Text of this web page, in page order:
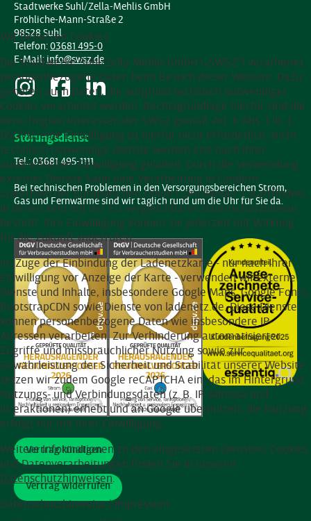
Stadtwerke Suhl/Zella-Mehlis GmbH
Fröhliche-Mann-Straße 2
98528 Suhl
Telefon:03681 495-0
E-Mail:info@swsz.de
Störungsdienst
Tel.: 03681 495-1111
Bei technischen Problemen in den Versorgungsbereichen Strom,
Gas und Fernwärme sind wir täglich rund um die Uhr für Sie da.
Vertrag kündigen
Vertrag widerrufen
Wir benutzen Cookies
Die Stadtwerke Suhl/Zella-Mehlis GmbH („SWSZ“) verarbeitet
personenbezogene Daten beim Besuch dieser Website. Dazu
gehören auch Daten, die aufgrund technisch notwendiger
Cookies verarbeitet werden. Rechtsgrundlage hierfür sind die
berechtigten Interessen der SWSZ gemäß Art. 6 Abs. 1 lit. f
DSGVO; eine Einwilligung ist hierfür nicht erforderlich. Nicht
technisch notwendige Dienste werden erst nach Ihrer
ausdrücklichen Einwilligung geladen. Durch die Verwendung
externer Dienste kann eine Verarbeitung in Ländern
außerhalb der Europäischen Union („Drittländer“) stattfinden,
in denen kein mit der EU vergleichbares Datenschutzniveau
besteht. Ihre Einwilligung können Sie jederzeit mit Wirkung
für die Zukunft widerrufen.
Im Zuge der Einbindung der Ladenetzkarte - nur nach Ihrer
Einwilligung vor Anzeige der Karte - verwenden wir externe
Dienste und Inhalte, insbesondere Google Maps, Google Fonts,
BootstrapCDN sowie Dienste von ladenetz.de. Diese Dienste
können personenbezogene Daten wie insbesondere IP-
Adressen verarbeiten. Zur Verhinderung automatisierter
Zugriffe und missbräuchlicher Nutzung sowie zur
Gewährleistung der Sicherheit und Stabilität unserer Website
setzen wir zudem Google reCAPTCHA ein, das im Hintergrund
Nutzungs- und Verbindungsdaten (z. B. IP-Adresse und
Interaktionen) erhebt und an Google übermittelt; die Nutzung
erfolgt nur mit Ihrer Einwilligung.
Weitere Informationen zu den eingesetzten Diensten, Cookies
und Datenverarbeitungen finden Sie in unseren
Datenschutzhinweisen.
Datenschutzhinweise|Impressum